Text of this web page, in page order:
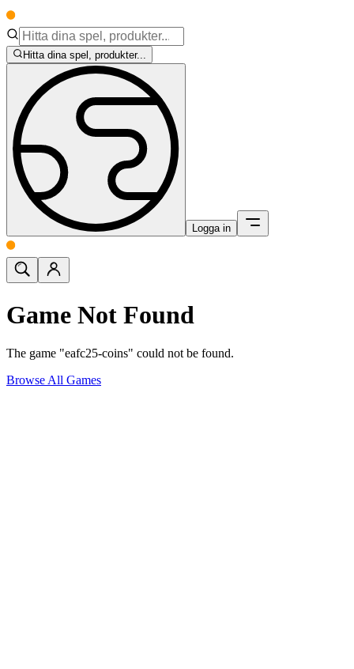
Hitta dina spel, produkter...
Logga in
Game Not Found
The game "eafc25-coins" could not be found.
Browse All Games